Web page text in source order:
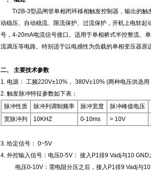
Tr2B-3型晶闸管单相闭环移相触发控制器，输出的触
动稳压、自动稳流、限流保护、过流保护，开机上电软
号，4-20mA电流信号接口。适用于单相桥式半控整流、
流调压等电路。特别适于以电感性为负载的单相变压器原
二、 主要技术参数
1. 电源： 工频220V±10%， 380V±10% (两种电压供选
2. 触发脉冲特征参数如下表：
脉冲性质
脉冲列调制频率 脉冲宽度 脉冲峰值电压
宽脉冲列
10KHZ 0-10ms > 10V
3. 给定信号： 0~5V
4. 外控输入信号：电压0-5V： 接入P1排9 Vadj与10 GND
电压0-10V：需电阻分压之后，接入P1排9 Vadj与10